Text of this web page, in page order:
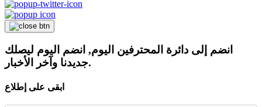
انضم إلى دائرة المحترفين اليوم, انضم اليوم ليصلك
جديدنا وآخر الأخبار.
ابقى على إطلاع